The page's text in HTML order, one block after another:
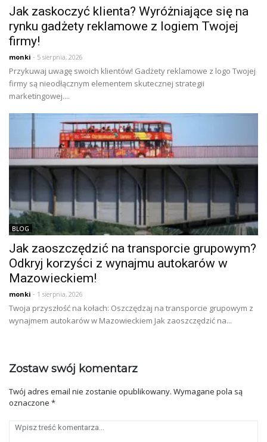
Jak zaskoczyć klienta? Wyróżniające się na
rynku gadżety reklamowe z logiem Twojej
firmy!
monki - 5 sierpnia, 2026
Przykuwaj uwagę swoich klientów! Gadżety reklamowe z logo Twojej
firmy są nieodłącznym elementem skutecznej strategii
marketingowej....
BLOG
Jak zaoszczędzić na transporcie grupowym?
Odkryj korzyści z wynajmu autokarów w
Mazowieckiem!
monki - 1 sierpnia, 2026
Twoja przyszłość na kołach: Oszczędzaj na transporcie grupowym z
wynajmem autokarów w Mazowieckiem Jak zaoszczędzić na...
Zostaw swój komentarz
Twój adres email nie zostanie opublikowany. Wymagane pola są
oznaczone *